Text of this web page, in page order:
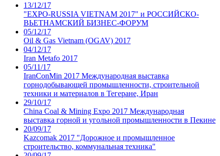
13/12/17
"EXPO-RUSSIA VIETNAM 2017" и РОССИЙСКО-
ВЬЕТНАМСКИЙ БИЗНЕС-ФОРУМ
05/12/17
Oil & Gas Vietnam (OGAV) 2017
04/12/17
Iran Metafo 2017
05/11/17
IranConMin 2017 Международная выставка
горнодобывающей промышленности, строительной
техники и материалов в Тегеране, Иран
29/10/17
China Coal & Mining Expo 2017 Международная
выставка горной и угольной промышленности в Пекине
20/09/17
Kazcomak 2017 "Дорожное и промышленное
строительство, коммунальная техника"